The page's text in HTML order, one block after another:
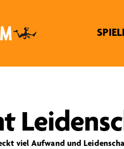
viel Aufwand und